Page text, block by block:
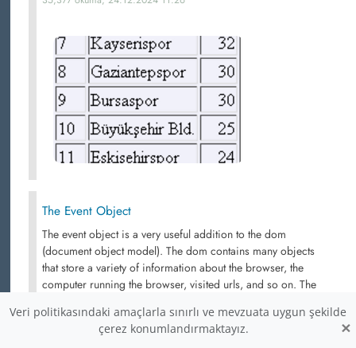
The Event Object
The event object is a very useful addition to the dom
(document object model). The dom contains many objects
that store a variety of information about the browser, the
computer running the browser, visited urls, and so on. The
34,183 okuma,
Veri politikasındaki amaçlarla sınırlı ve mevzuata uygun şekilde
çerez konumlandırmaktayız.
×